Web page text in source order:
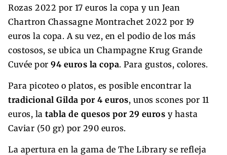
Rozas 2022 por 17 euros la copa y un Jean
Chartron Chassagne Montrachet 2022 por 19
euros la copa. A su vez, en el podio de los más
costosos, se ubica un Champagne Krug Grande
Cuvée por 94 euros la copa. Para gustos, colores.
Para picoteo o platos, es posible encontrar la
tradicional Gilda por 4 euros, unos scones por 11
euros, la tabla de quesos por 29 euros y hasta
Caviar (50 gr) por 290 euros.
La apertura en la gama de The Library se refleja